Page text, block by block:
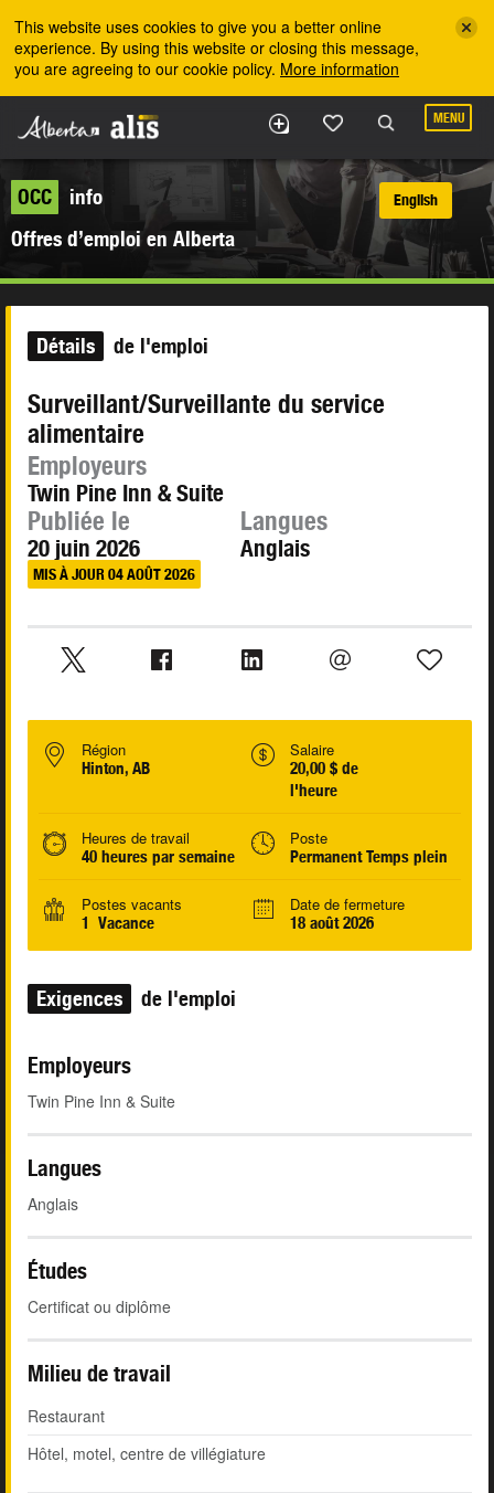
This website uses cookies to give you a better online
experience. By using this website or closing this message,
you are agreeing to our cookie policy. More information
MENU
OCC
info
Offres d’emploi en Alberta
English
Détails de l'emploi
Surveillant/Surveillante du service
alimentaire
Employeurs
Twin Pine Inn & Suite
Publiée le
20 juin 2026
MIS À JOUR 04 AOÛT 2026
Langues
Anglais
Région
Hinton, AB
Salaire
20,00 $ de
l'heure
Heures de travail
40 heures par semaine
Poste
Permanent Temps plein
Postes vacants
1 Vacance
Date de fermeture
18 août 2026
Exigences de l'emploi
Employeurs
Twin Pine Inn & Suite
Langues
Anglais
Études
Certificat ou diplôme
Milieu de travail
Restaurant
Hôtel, motel, centre de villégiature